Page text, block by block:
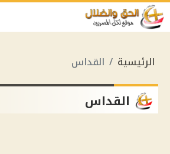
الرئيسية القداس
القداس